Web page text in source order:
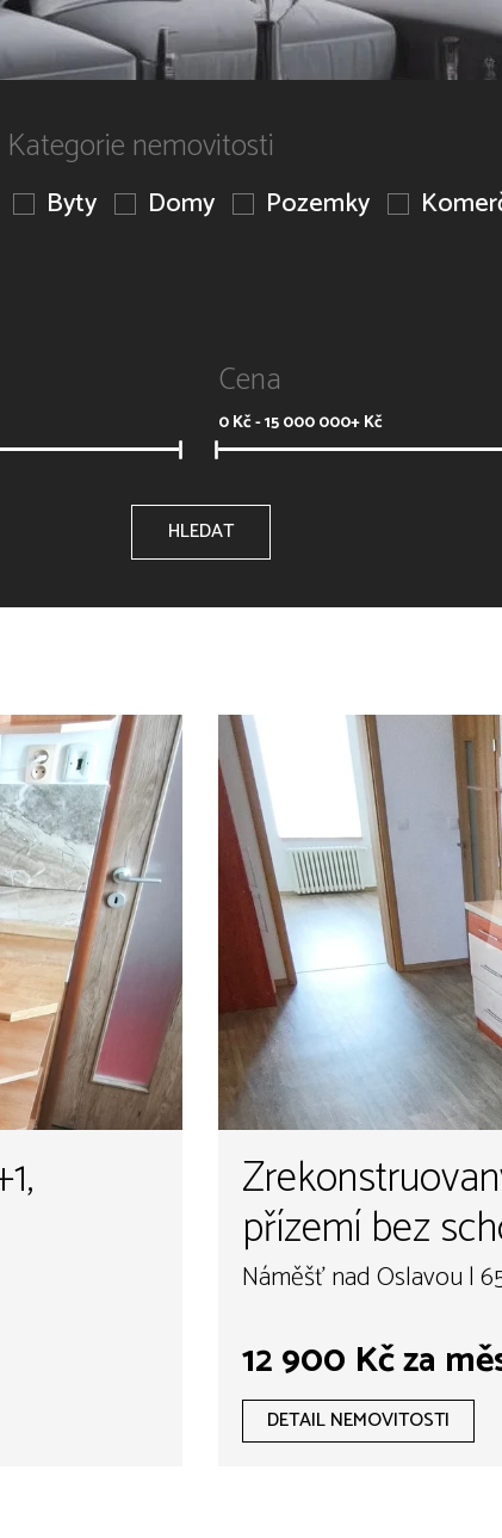
Kategorie nemovitosti
Byty Domy Pozemky
Cena
0Kč -15 000 000+Kč
HLEDAT
přízemí bez
výhled na
Oslavou
Náměšť nad Oslavou |
12 900 Kč za
DETAIL NEMOVITOSTI